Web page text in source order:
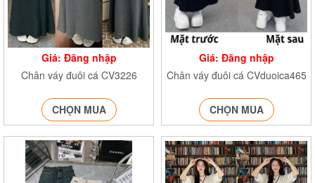
Giá: Đăng nhập
Chân váy đuôi cá CV3226
CHỌN MUA
Giá: Đăng nhập
Chân váy đuôi cá CVduoica465
CHỌN MUA